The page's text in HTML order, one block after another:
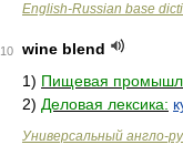
English-Russian base
10
wine blend
1) Пищевая
2) Деловая лексика:
Универсальный англо-